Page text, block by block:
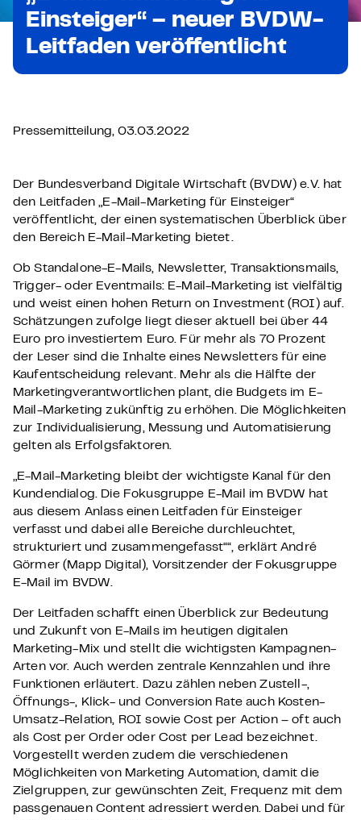
Einsteiger“ – neuer BVDW-
Leitfaden veröffentlicht
Pressemitteilung, 03.03.2022
Der Bundesverband Digitale Wirtschaft (BVDW) e.V. hat
den Leitfaden „E-Mail-Marketing für Einsteiger“
veröffentlicht, der einen systematischen Überblick über
den Bereich E-Mail-Marketing bietet.
Ob Standalone-E-Mails, Newsletter, Transaktionsmails,
Trigger- oder Eventmails: E-Mail-Marketing ist vielfältig
und weist einen hohen Return on Investment (ROI) auf.
Schätzungen zufolge liegt dieser aktuell bei über 44
Euro pro investiertem Euro. Für mehr als 70 Prozent
der Leser sind die Inhalte eines Newsletters für eine
Kaufentscheidung relevant. Mehr als die Hälfte der
Marketingverantwortlichen plant, die Budgets im E-
Mail-Marketing zukünftig zu erhöhen. Die Möglichkeiten
zur Individualisierung, Messung und Automatisierung
gelten als Erfolgsfaktoren.
„E-Mail-Marketing bleibt der wichtigste Kanal für den
Kundendialog. Die Fokusgruppe E-Mail im BVDW hat
aus diesem Anlass einen Leitfaden für Einsteiger
verfasst und dabei alle Bereiche durchleuchtet,
strukturiert und zusammengefasst““, erklärt André
Görmer (Mapp Digital), Vorsitzender der Fokusgruppe
E-Mail im BVDW.
Der Leitfaden schafft einen Überblick zur Bedeutung
und Zukunft von E-Mails im heutigen digitalen
Marketing-Mix und stellt die wichtigsten Kampagnen-
Arten vor. Auch werden zentrale Kennzahlen und ihre
Funktionen erläutert. Dazu zählen neben Zustell-,
Öffnungs-, Klick- und Conversion Rate auch Kosten-
Umsatz-Relation, ROI sowie Cost per Action – oft auch
als Cost per Order oder Cost per Lead bezeichnet.
Vorgestellt werden zudem die verschiedenen
Möglichkeiten von Marketing Automation, damit die
Zielgruppen, zur gewünschten Zeit, Frequenz mit dem
passgenauen Content adressiert werden. Dabei und für